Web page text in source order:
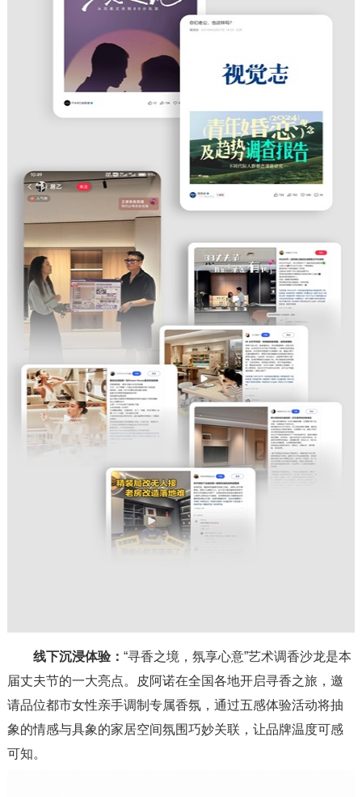
线下沉浸体验： “寻香之境，氛享心意”艺术调香沙龙是本
届丈夫节的一大亮点。皮阿诺在全国各地开启寻香之旅，邀
请品位都市女性亲手调制专属香氛，通过五感体验活动将抽
象的情感与具象的家居空间氛围巧妙关联，让品牌温度可感
可知。